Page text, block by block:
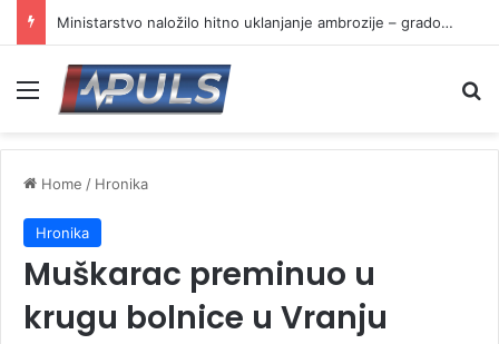
Ministarstvo naložilo hitno uklanjanje ambrozije – gradovi i opštine u obavezi da reaguju
Menu
Home / Hronika
Hronika
Muškarac preminuo u
krugu bolnice u Vranju